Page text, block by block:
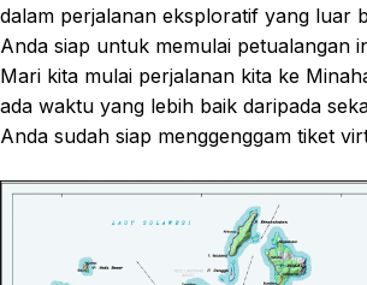
dalam perjalanan eksploratif yang luar
Anda siap untuk memulai petualangan
Mari kita mulai perjalanan kita ke
ada waktu yang lebih baik daripada
Anda sudah siap menggenggam tiket